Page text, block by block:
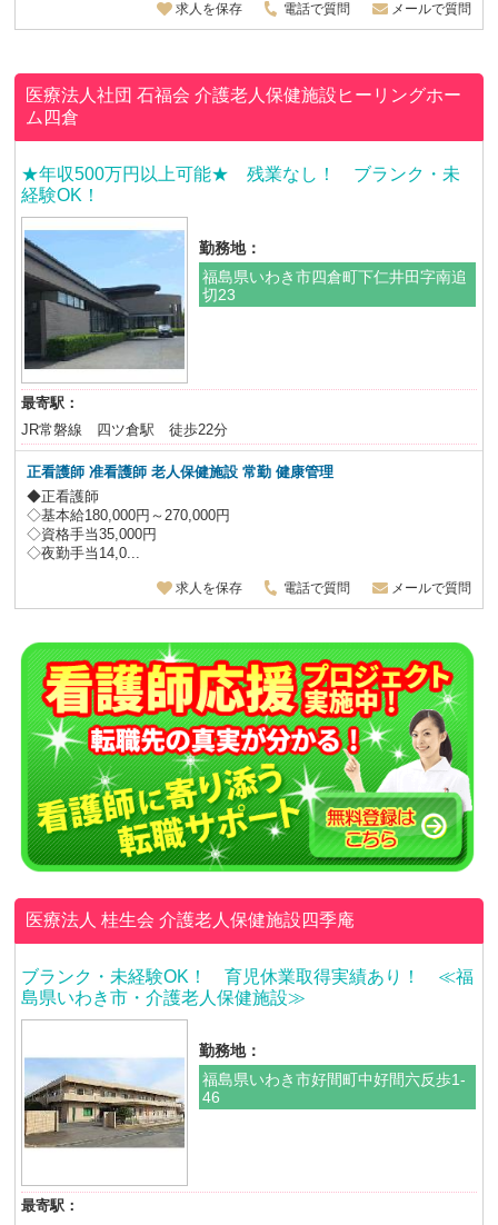
求人を保存 電話で質問 メールで質問
医療法人社団 石福会介護老人保健施設ヒーリングホー
ム四倉
★年収500万円以上可能★ 残業なし！ ブランク・未
経験OK！
勤務地：
福島県いわき市四倉町下仁井田字南追
切23
最寄駅：
JR常磐線 四ツ倉駅 徒歩22分
正看護師 准看護師 老人保健施設常勤 健康管理
◆正看護師
◇基本給180,000円～270,000円
◇資格手当35,000円
◇夜勤手当14,0...
求人を保存 電話で質問 メールで質問
医療法人 桂生会介護老人保健施設四季庵
ブランク・未経験OK！ 育児休業取得実績あり！ ≪福
島県いわき市・介護老人保健施設≫
勤務地：
福島県いわき市好間町中好間六反歩1-
46
最寄駅：